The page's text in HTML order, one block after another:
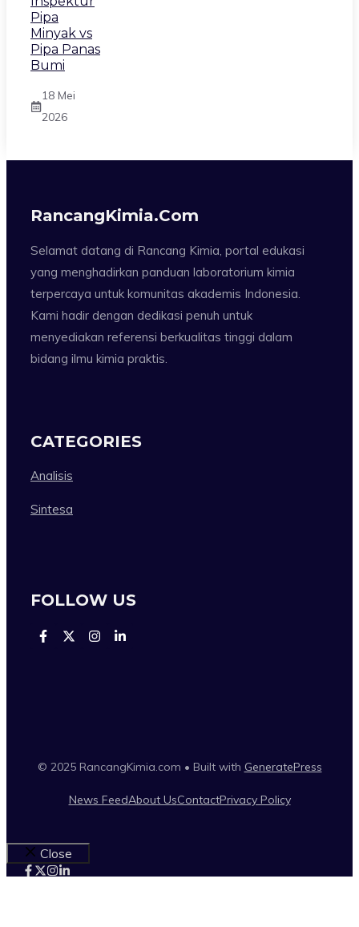
Pipa
Minyak vs
Pipa Panas
Bumi
18 Mei
2026
RancangKimia.com
Selamat datang di Rancang Kimia, portal edukasi
yang menghadirkan panduan laboratorium kimia
terpercaya untuk komunitas akademis Indonesia.
Kami hadir dengan dedikasi penuh untuk
menyediakan referensi berkualitas tinggi dalam
bidang ilmu kimia praktis.
CATEGORIES
Analisis
Sintesa
FOLLOW US
© 2025 RancangKimia.com • Built with GeneratePress
News FeedAbout UsContactPrivacy Policy
Close